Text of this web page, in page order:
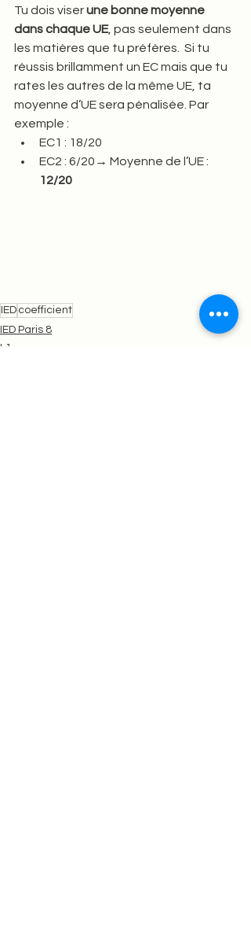
Tu dois viser une bonne moyenne
dans chaque UE, pas seulement dans
les matières que tu préfères.  Si tu
réussis brillamment un EC mais que tu
rates les autres de la même UE, ta
moyenne d’UE sera pénalisée. Par
exemple :
EC1 : 18/20
EC2 : 6/20→ Moyenne de l’UE :
12/20
IED coefficient
IED Paris 8
L1